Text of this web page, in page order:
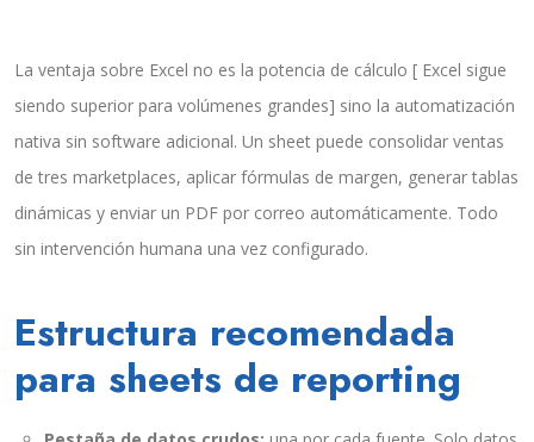
La ventaja sobre Excel no es la potencia de cálculo [ Excel sigue
siendo superior para volúmenes grandes] sino la automatización
nativa sin software adicional. Un sheet puede consolidar ventas
de tres marketplaces, aplicar fórmulas de margen, generar tablas
dinámicas y enviar un PDF por correo automáticamente. Todo
sin intervención humana una vez configurado.
Estructura recomendada
para sheets de reporting